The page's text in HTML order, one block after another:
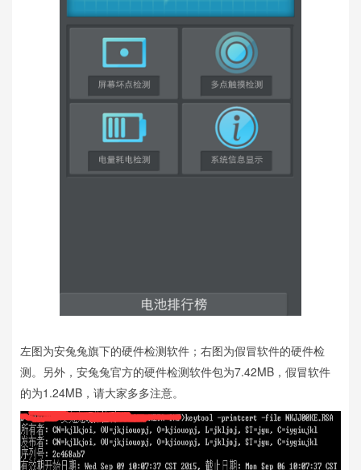
左图为安兔兔旗下的硬件检测软件； 右图为假冒软件的硬件检
测。另外，安兔兔官方的硬件检测软件包为7.42MB，假冒软件
的为1.24MB，请大家多多注意。